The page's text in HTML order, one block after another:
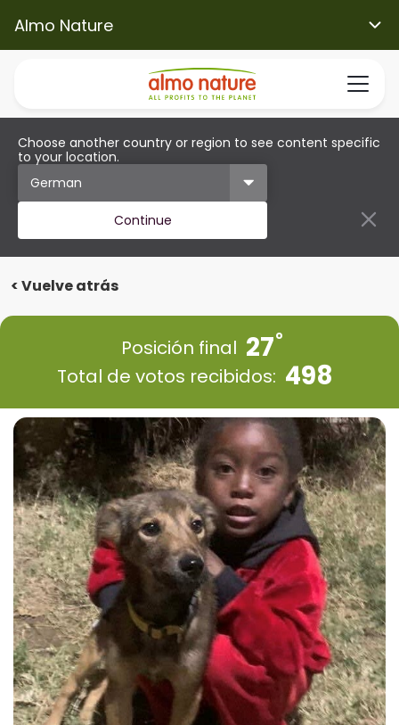
Almo Nature
Choose another country or region to see content specific
to your location.
Continue
< Vuelve atrás
Posición final 27
Total de votos recibidos: 498